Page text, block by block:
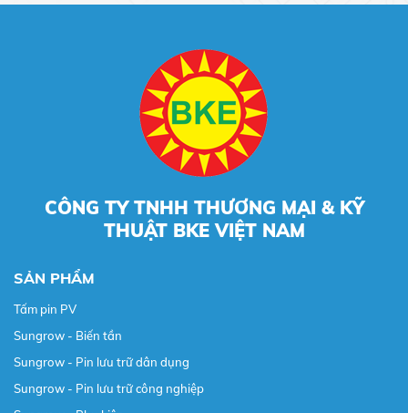
CÔNG TY TNHH THƯƠNG MẠI & KỸ
THUẬT BKE VIỆT NAM
SẢN PHẨM
Tấm pin PV
Sungrow - Biến tần
Sungrow - Pin lưu trữ dân dụng
Sungrow - Pin lưu trữ công nghiệp